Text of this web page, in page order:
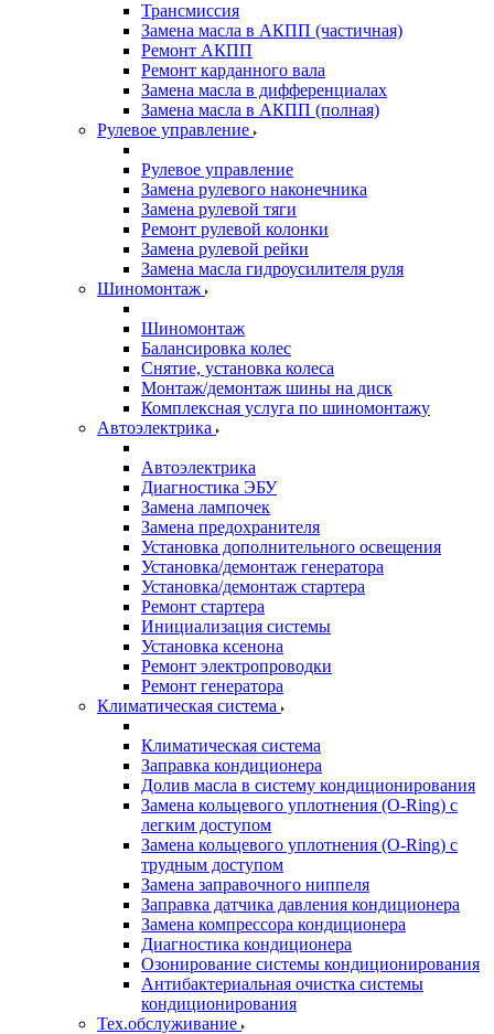
Трансмиссия
Замена масла в АКПП (частичная)
Ремонт АКПП
Ремонт карданного вала
Замена масла в дифференциалах
Замена масла в АКПП (полная)
Рулевое управление
Рулевое управление
Замена рулевого наконечника
Замена рулевой тяги
Ремонт рулевой колонки
Замена рулевой рейки
Замена масла гидроусилителя руля
Шиномонтаж
Шиномонтаж
Балансировка колес
Снятие, установка колеса
Монтаж/демонтаж шины на диск
Комплексная услуга по шиномонтажу
Автоэлектрика
Автоэлектрика
Диагностика ЭБУ
Замена лампочек
Замена предохранителя
Установка дополнительного освещения
Установка/демонтаж генератора
Установка/демонтаж стартера
Ремонт стартера
Инициализация системы
Установка ксенона
Ремонт электропроводки
Ремонт генератора
Климатическая система
Климатическая система
Заправка кондиционера
Долив масла в систему кондиционирования
Замена кольцевого уплотнения (O-Ring) с
легким доступом
Замена кольцевого уплотнения (O-Ring) с
трудным доступом
Замена заправочного ниппеля
Заправка датчика давления кондиционера
Замена компрессора кондиционера
Диагностика кондиционера
Озонирование системы кондиционирования
Антибактериальная очистка системы
кондиционирования
Тех.обслуживание